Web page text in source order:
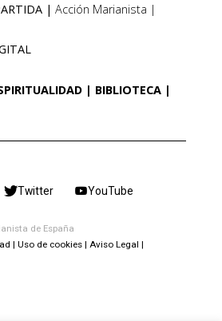
Acción Marianista
BIBLIOTECA
Twitter YouTube
de España
Uso de cookies
Aviso Legal